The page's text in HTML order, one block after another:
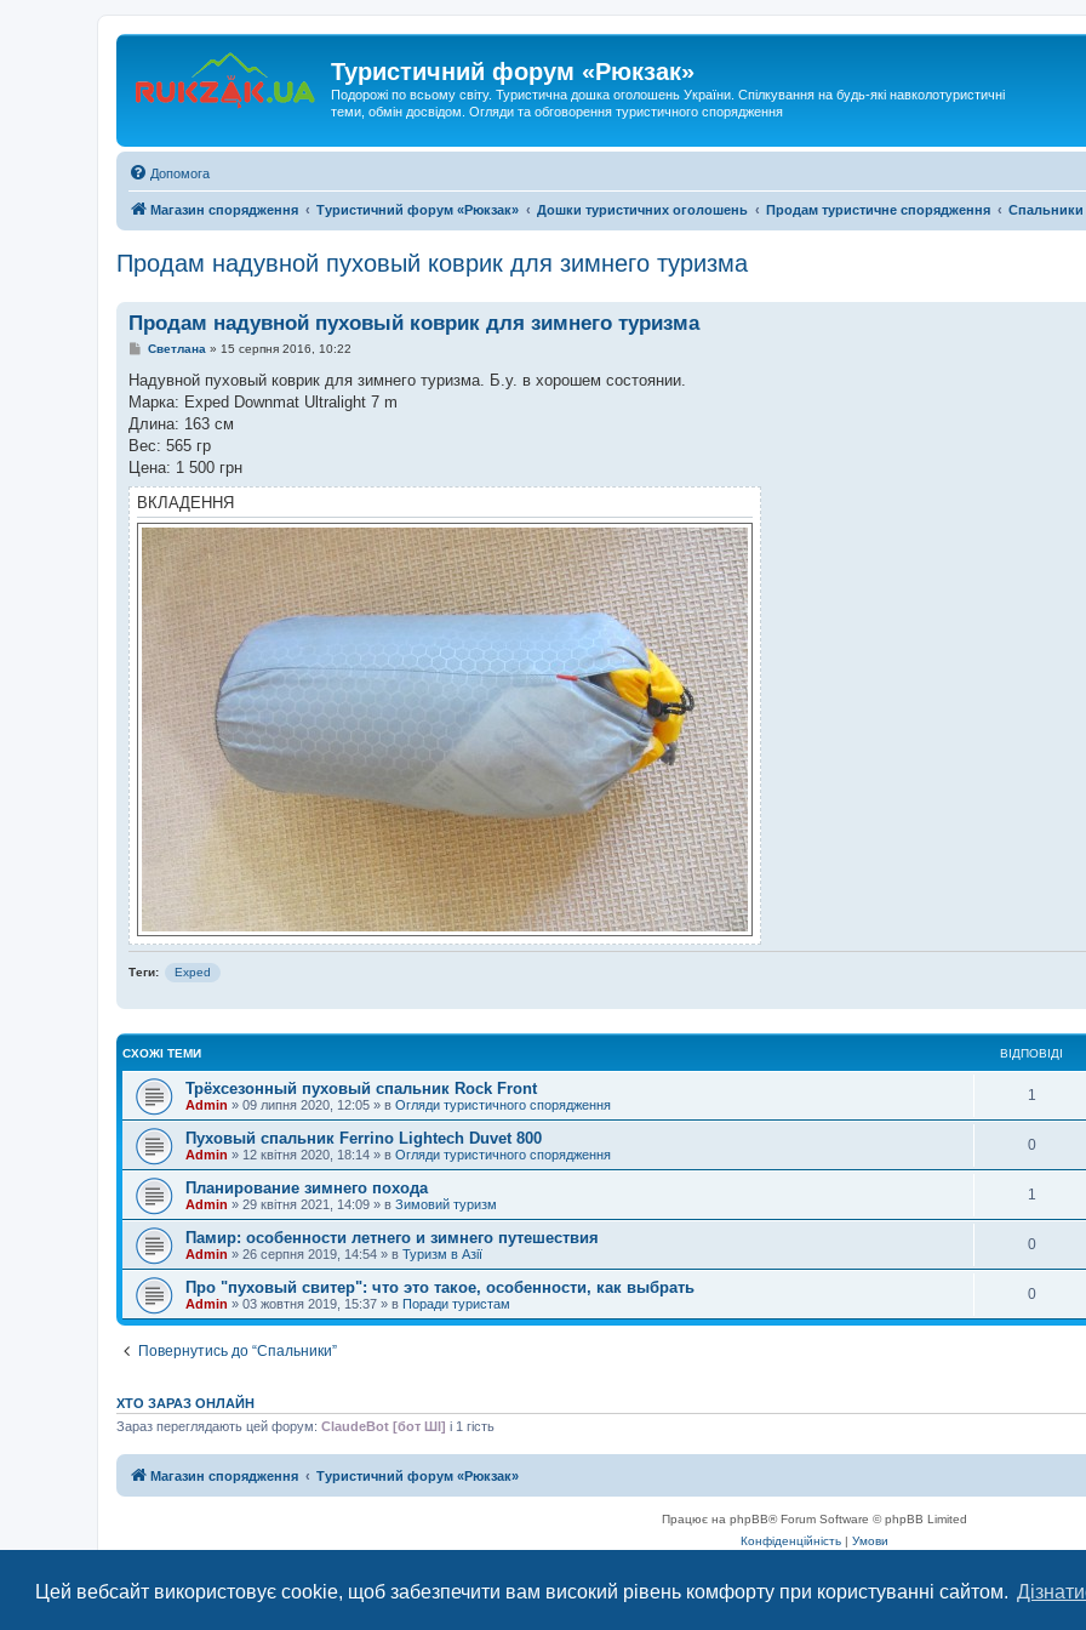
Цей вебсайт використовує cookie, щоб забезпечити вам високий рівень комфорту при користуванні сайтом.
Туристичний форум «Рюкзак»
Подорожі по всьому світу. Туристична дошка оголошень України. Спілкування на будь-які навколотуристичні
теми, обмін досвідом. Огляди та обговорення туристичного спорядження
Допомога
Магазин спорядження Туристичний форум «Рюкзак» Дошки туристичних оголошень Продам туристичне спорядження Спальники
Продам надувной пуховый коврик для зимнего туризма
Продам надувной пуховый коврик для зимнего туризма
П
в
д
о
л
е
я
Светлана » 15 серпня 2016, 10:22
Надувной пуховый коврик для зимнего туризма. Б.у. в хорошем состоянии.
Марка: Exped Downmat Ultralight 7 m
Длина: 163 см
Вес: 565 гр
Цена: 1 500 грн
ВКЛАДЕННЯ
Теги: Exped
СХОЖІ ТЕМИ ВІДПОВІДІ
Трёхсезонный пуховый спальник Rock Front
Admin » 09 липня 2020, 12:05 » в Огляди туристичного спорядження
1
Пуховый спальник Ferrino Lightech Duvet 800
Admin » 12 квітня 2020, 18:14 » в Огляди туристичного спорядження
0
Планирование зимнего похода
Admin » 29 квітня 2021, 14:09 » в Зимовий туризм
1
Памир: особенности летнего и зимнего путешествия
Admin » 26 серпня 2019, 14:54 » в Туризм в Азії
0
Про "пуховый свитер": что это такое, особенности, как выбрать
Admin » 03 жовтня 2019, 15:37 » в Поради туристам
0
Повернутись до “Спальники”
ХТО ЗАРАЗ ОНЛАЙН
Зараз переглядають цей форум: ClaudeBot [бот ШІ] і 1 гість
Магазин спорядження Туристичний форум «Рюкзак»
Працює на phpBB® Forum Software © phpBB Limited
Конфіденційність | Умови